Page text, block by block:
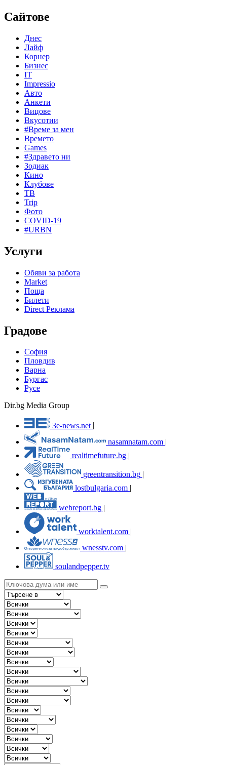
Сайтове
Днес
Лайф
Корнер
Бизнес
IT
Impressio
Авто
Анкети
Вицове
Вкусотии
#Време за мен
Времето
Games
#Здравето ни
Зодиак
Кино
Клубове
ТВ
Trip
Фото
COVID-19
#URBN
Услуги
Обяви за работа
Market
Поща
Билети
Direct Реклама
Градове
София
Пловдив
Варна
Бургас
Русе
Dir.bg Media Group
3e-news.net
nasamnatam.com |
realtimefuture.bg |
greentransition.bg |
lostbulgaria.com |
webreport.bg
worktalent.com |
wnesstv.com |
soulandpepper.tv